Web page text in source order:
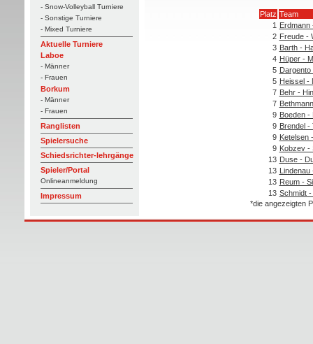
- Snow-Volleyball Turniere
- Sonstige Turniere
- Mixed Turniere
Aktuelle Turniere
Laboe
- Männer
- Frauen
Borkum
- Männer
- Frauen
Ranglisten
Spielersuche
Schiedsrichter-lehrgänge
Spieler/Portal
Onlineanmeldung
Impressum
Platz Team
1 Erdmann
2 Freude -
3 Barth -
4 Hüper -
5 Dargento
5 Heissel -
7 Behr -
7
9 Boeden -
9 Brendel -
9 Ketelsen
9 Kobzev -
13 Duse -
13 Lindenau
13 Reum -
13 Schmidt
*die angezeigten